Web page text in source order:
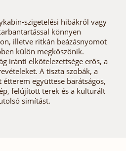
szigetelési hibákról vagy
könnyen
illetve ritkán beázásnyomot
külön megköszönik.
iránti elkötelezettsége erős, a
A tiszta szobák, a
együttese barátságos,
felújított terek és a kulturált
simítást.